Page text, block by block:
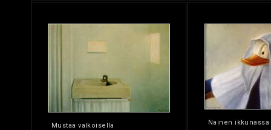
Mustaa valkoisella Nainen ikkunassa